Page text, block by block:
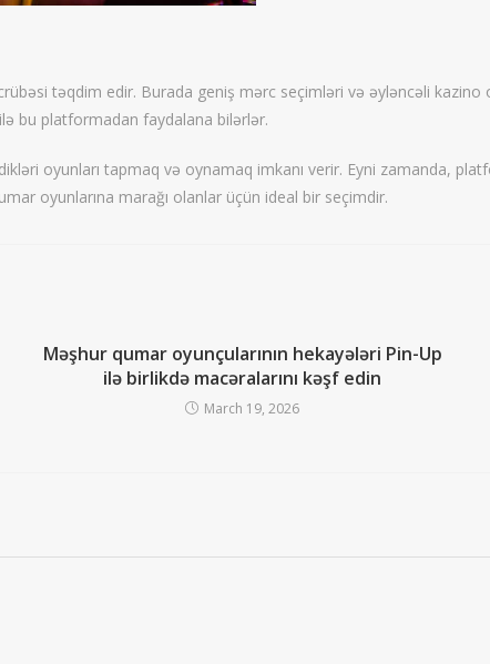
təqdim edir. Burada geniş mərc seçimləri və əyləncəli kazino
bu platformadan faydalana bilərlər.
oyunları tapmaq və oynamaq imkanı verir. Eyni zamanda,
oyunlarına marağı olanlar üçün ideal bir seçimdir.
Məşhur qumar oyunçularının hekayələri Pin-Up
ilə birlikdə macəralarını kəşf edin
March 19, 2026